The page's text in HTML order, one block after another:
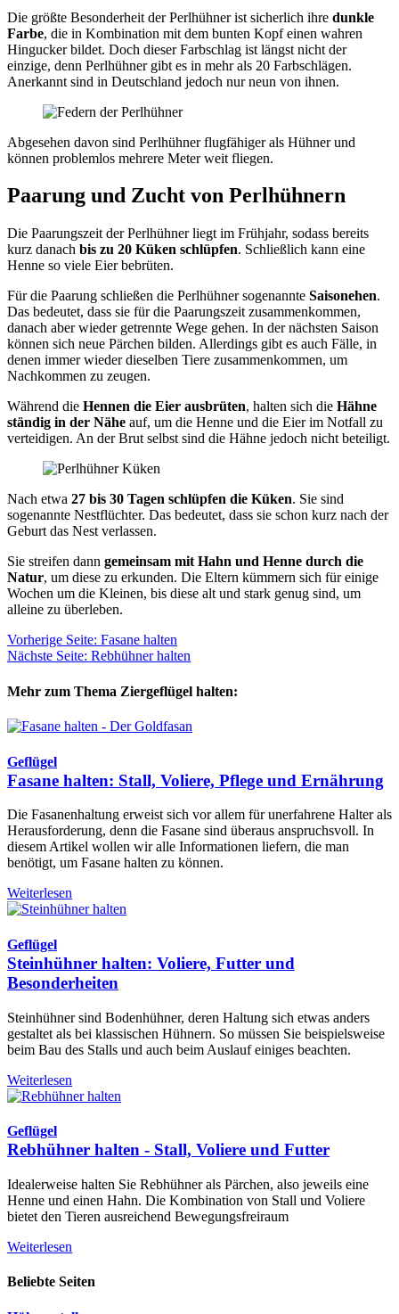
Die größte Besonderheit der Perlhühner ist sicherlich ihre dunkle
Farbe, die in Kombination mit dem bunten Kopf einen wahren
Hingucker bildet. Doch dieser Farbschlag ist längst nicht der
einzige, denn Perlhühner gibt es in mehr als 20 Farbschlägen.
Anerkannt sind in Deutschland jedoch nur neun von ihnen.
Abgesehen davon sind Perlhühner flugfähiger als Hühner und
können problemlos mehrere Meter weit fliegen.
Paarung und Zucht von Perlhühnern
Die Paarungszeit der Perlhühner liegt im Frühjahr, sodass bereits
kurz danach bis zu 20 Küken schlüpfen. Schließlich kann eine
Henne so viele Eier bebrüten.
Für die Paarung schließen die Perlhühner sogenannte Saisonehen.
Das bedeutet, dass sie für die Paarungszeit zusammenkommen,
danach aber wieder getrennte Wege gehen. In der nächsten Saison
können sich neue Pärchen bilden. Allerdings gibt es auch Fälle, in
denen immer wieder dieselben Tiere zusammenkommen, um
Nachkommen zu zeugen.
Während die Hennen die Eier ausbrüten, halten sich die Hähne
ständig in der Nähe auf, um die Henne und die Eier im Notfall zu
verteidigen. An der Brut selbst sind die Hähne jedoch nicht beteiligt.
Nach etwa 27 bis 30 Tagen schlüpfen die Küken. Sie sind
sogenannte Nestflüchter. Das bedeutet, dass sie schon kurz nach der
Geburt das Nest verlassen.
Sie streifen dann gemeinsam mit Hahn und Henne durch die
Natur, um diese zu erkunden. Die Eltern kümmern sich für einige
Wochen um die Kleinen, bis diese alt und stark genug sind, um
alleine zu überleben.
Vorherige Seite: Fasane halten
Nächste Seite: Rebhühner halten
Mehr zum Thema Ziergeflügel halten:
Geflügel
Fasane halten: Stall, Voliere, Pflege und Ernährung
Die Fasanenhaltung erweist sich vor allem für unerfahrene Halter als
Herausforderung, denn die Fasane sind überaus anspruchsvoll. In
diesem Artikel wollen wir alle Informationen liefern, die man
benötigt, um Fasane halten zu können.
Weiterlesen
Geflügel
Steinhühner halten: Voliere, Futter und
Besonderheiten
Steinhühner sind Bodenhühner, deren Haltung sich etwas anders
gestaltet als bei klassischen Hühnern. So müssen Sie beispielsweise
beim Bau des Stalls und auch beim Auslauf einiges beachten.
Weiterlesen
Geflügel
Rebhühner halten - Stall, Voliere und Futter
Idealerweise halten Sie Rebhühner als Pärchen, also jeweils eine
Henne und einen Hahn. Die Kombination von Stall und Voliere
bietet den Tieren ausreichend Bewegungsfreiraum
Weiterlesen
Beliebte Seiten